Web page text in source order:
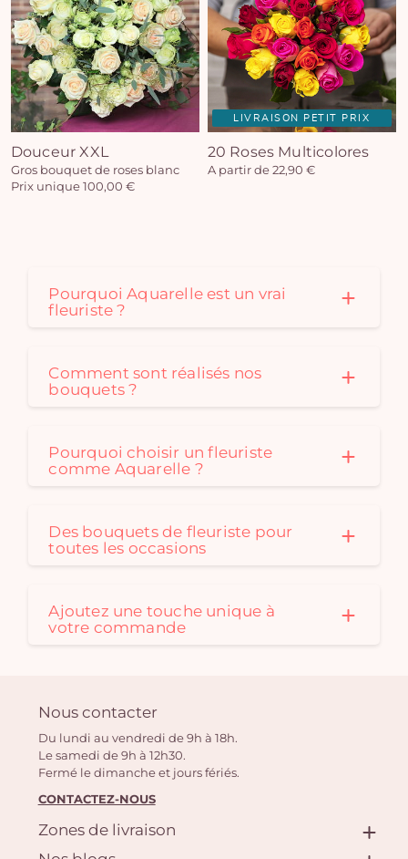
Douceur XXL
Gros bouquet de roses blanc
Prix unique 100,00 €
LIVRAISON PETIT PRIX
20 Roses Multicolores
A partir de 22,90 €
Pourquoi Aquarelle est un vrai
fleuriste ?
Comment sont réalisés nos
bouquets ?
Pourquoi choisir un fleuriste
comme Aquarelle ?
Des bouquets de fleuriste pour
toutes les occasions
Ajoutez une touche unique à
votre commande
Nous contacter
Du lundi au vendredi de 9h à 18h.
Le samedi de 9h à 12h30.
Fermé le dimanche et jours fériés.
CONTACTEZ-NOUS
Zones de livraison